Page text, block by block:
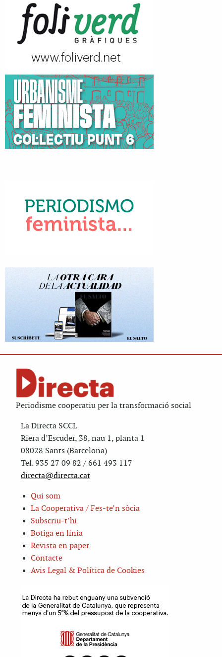
Periodisme cooperatiu per la transformació social
La Directa SCCL
Riera d’Escuder, 38, nau 1, planta 1
08028 Sants (Barcelona)
Tel. 935 27 09 82 / 661 493 117
directa@directa.cat
Qui som
La Cooperativa / Fes-te’n sòcia
Subscriu-t’hi
Botiga en línia
Revista en paper
Contacte
Avis Legal & Política de Cookies